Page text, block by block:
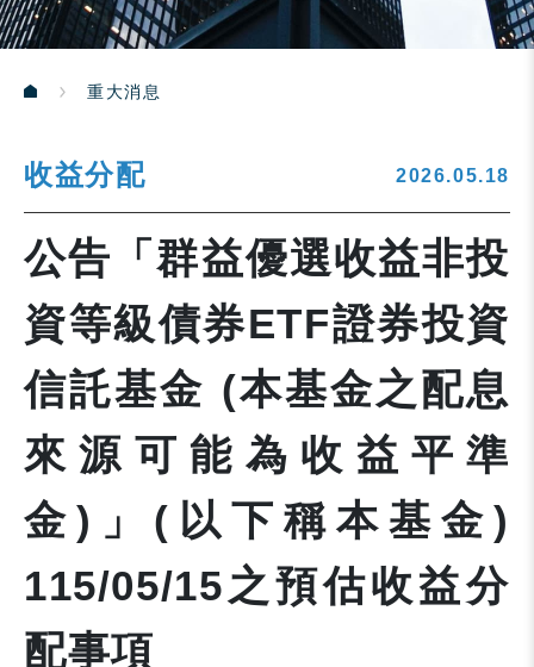
重大消息
收益分配 2026.05.18
公告「群益優選收益非投
資等級債券ETF證券投資
信託基金 (本基金之配息
來源可能為收益平準
金)」(以下稱本基金)
115/05/15之預估收益分
配事項